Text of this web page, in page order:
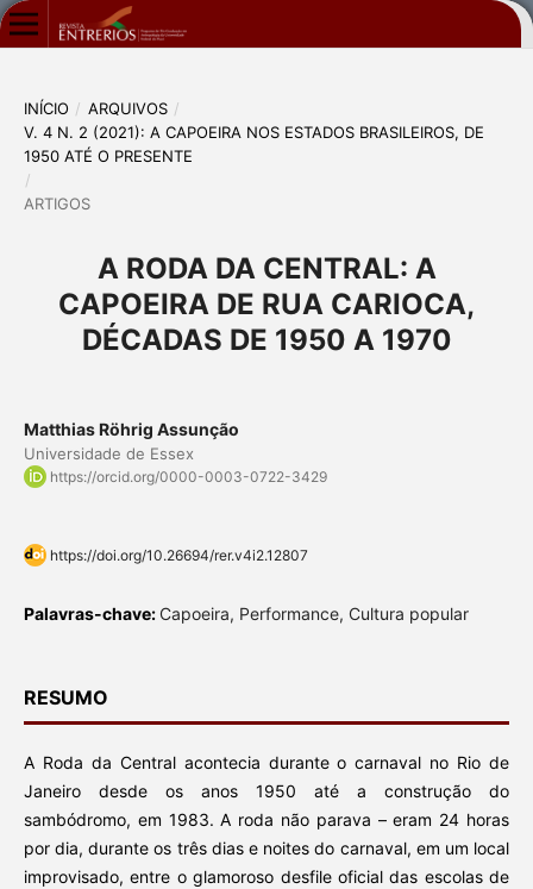
INÍCIO / ARQUIVOS /
V. 4 N. 2 (2021): A CAPOEIRA NOS ESTADOS BRASILEIROS, DE
1950 ATÉ O PRESENTE
/
ARTIGOS
A RODA DA CENTRAL: A
CAPOEIRA DE RUA CARIOCA,
DÉCADAS DE 1950 A 1970
Matthias Röhrig Assunção
Universidade de Essex
https://orcid.org/0000-0003-0722-3429
https://doi.org/10.26694/rer.v4i2.12807
Palavras-chave: Capoeira, Performance, Cultura popular
RESUMO
A Roda da Central acontecia durante o carnaval no Rio de
Janeiro desde os anos 1950 até a construção do
sambódromo, em 1983. A roda não parava – eram 24 horas
por dia, durante os três dias e noites do carnaval, em um local
improvisado, entre o glamoroso desfile oficial das escolas de